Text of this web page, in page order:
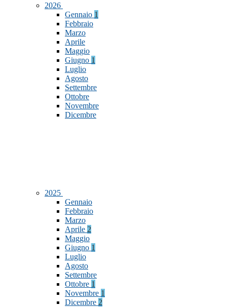
2026
Gennaio 1
Febbraio
Marzo
Aprile
Maggio
Giugno 1
Luglio
Agosto
Settembre
Ottobre
Novembre
Dicembre
2025
Gennaio
Febbraio
Marzo
Aprile 2
Maggio
Giugno 1
Luglio
Agosto
Settembre
Ottobre 1
Novembre 1
Dicembre 2